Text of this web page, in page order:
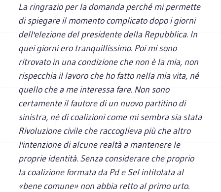
La ringrazio per la domanda perché mi permette
di spiegare il momento complicato dopo i giorni
dell'elezione del presidente della Repubblica. In
quei giorni ero tranquillissimo. Poi mi sono
ritrovato in una condizione che non è la mia, non
rispecchia il lavoro che ho fatto nella mia vita, né
quello che a me interessa fare. Non sono
certamente il fautore di un nuovo partitino di
sinistra, né di coalizioni come mi sembra sia stata
Rivoluzione civile che raccoglieva più che altro
l'intenzione di alcune realtà a mantenere le
proprie identità. Senza considerare che proprio
la coalizione formata da Pd e Sel intitolata al
«bene comune» non abbia retto al primo urto.